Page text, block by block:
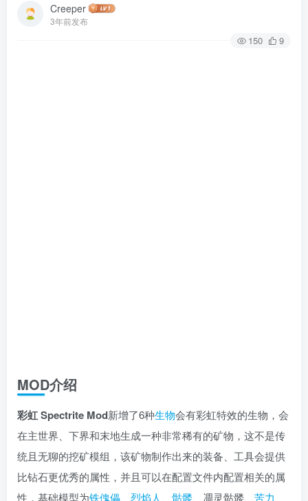
Creeper
3年前发布
150 9
MOD介绍
彩虹 Spectrite Mod新增了6种生物会有彩虹特效的生物，会
在主世界、下界和末地生成一种非常稀有的矿物，这不是传
统且无聊的挖矿模组，该矿物制作出来的装备、工具会提供
比钻石更优秀的属性，并且可以在配置文件内配置相关的属
性，基础模型为铁傀儡、 烈焰人、 骷髅、凋灵骷髅、 苦力